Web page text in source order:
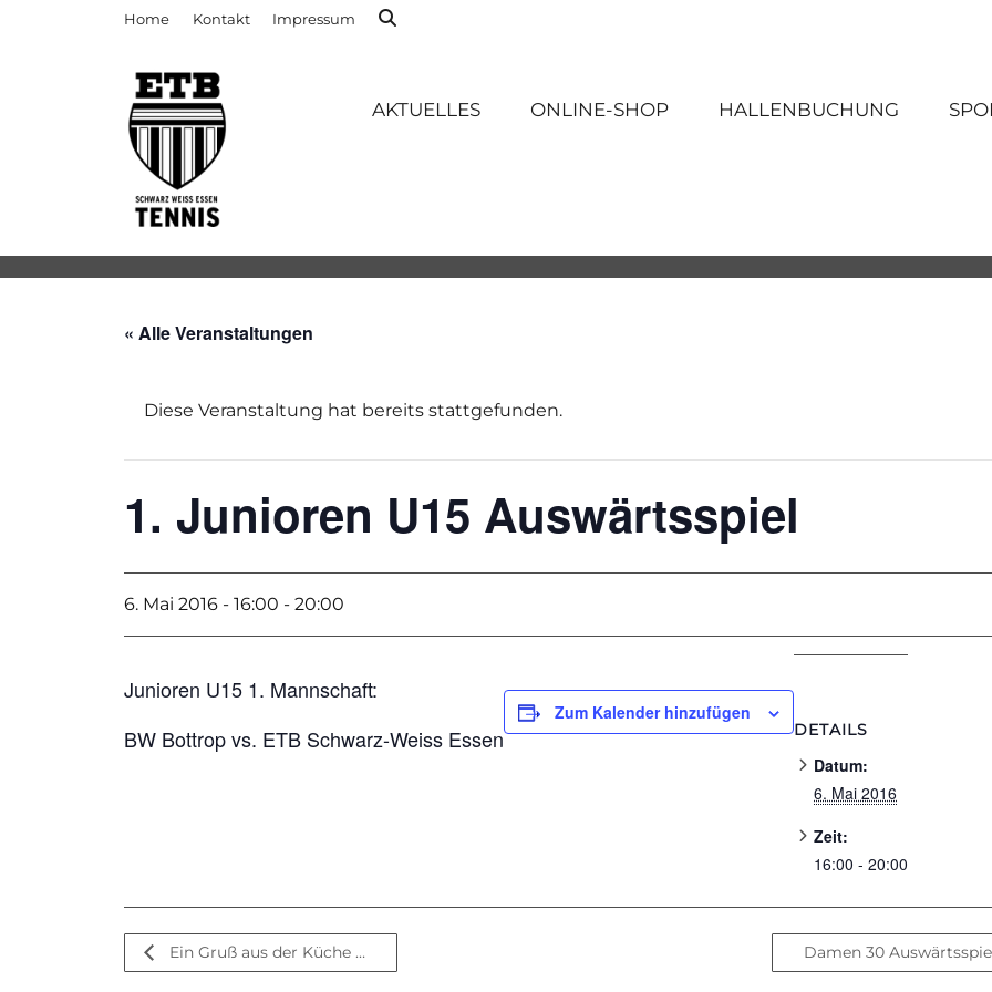
Home Kontakt Impressum
AKTUELLES ONLINE-SHOP HALLENBUCHUNG
« Alle Veranstaltungen
Diese Veranstaltung hat bereits stattgefunden.
1. Junioren U15 Auswärtsspiel
6. Mai 2016 - 16:00 - 20:00
Junioren U15 1. Mannschaft:
BW Bottrop vs. ETB Schwarz-Weiss Essen
Zum Kalender hinzufügen
DETAILS
Datum:
6. Mai 2016
Zeit:
16:00 - 20:00
Ein Gruß aus der Küche … Damen 30